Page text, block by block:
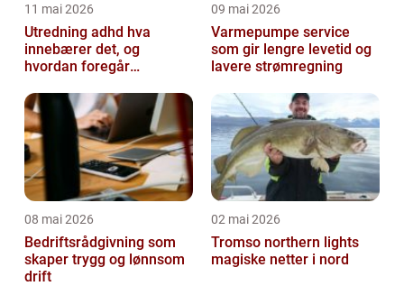
11 mai 2026
Utredning adhd hva
innebærer det, og
hvordan foregår
09 mai 2026
Varmepumpe service
som gir lengre levetid og
lavere strømregning
08 mai 2026
Bedriftsrådgivning som
skaper trygg og lønnsom
drift
02 mai 2026
Tromso northern lights
magiske netter i nord